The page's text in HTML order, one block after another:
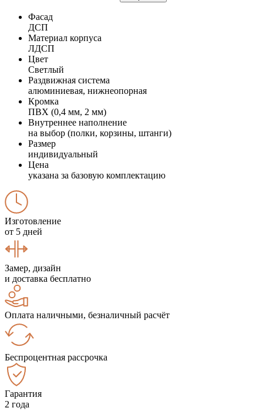
Фасад
ДСП
Материал корпуса
ЛДСП
Цвет
Светлый
Раздвижная система
алюминиевая, нижнеопорная
Кромка
ПВХ (0,4 мм, 2 мм)
Внутреннее наполнение
на выбор (полки, корзины, штанги)
Размер
индивидуальный
Цена
указана за базовую комплектацию
Изготовление
от 5 дней
Замер, дизайн
и доставка бесплатно
Оплата наличными, безналичный расчёт
Беспроцентная рассрочка
Гарантия
2 года